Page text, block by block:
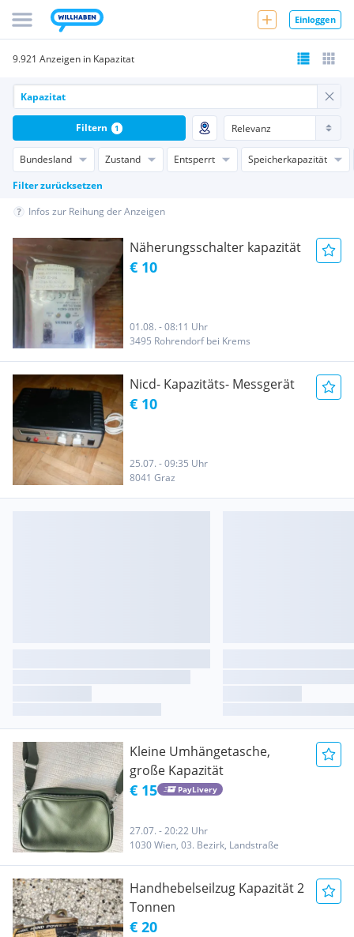
Einloggen
9.921 Anzeigen in Kapazitat
Bundesland Zustand Entsperrt
Speicherkapazität
Filter zurücksetzen
Filtern 1
Infos zur Reihung der Anzeigen
Näherungsschalter kapazität
€ 10
01.08. - 08:11 Uhr
3495 Rohrendorf bei Krems
Nicd- Kapazitäts- Messgerät
€ 10
25.07. - 09:35 Uhr
8041 Graz
Kleine Umhängetasche,
große Kapazität
€ 15 PayLivery
27.07. - 20:22 Uhr
1030 Wien, 03. Bezirk, Landstraße
Handhebelseilzug Kapazität 2
Tonnen
€ 20